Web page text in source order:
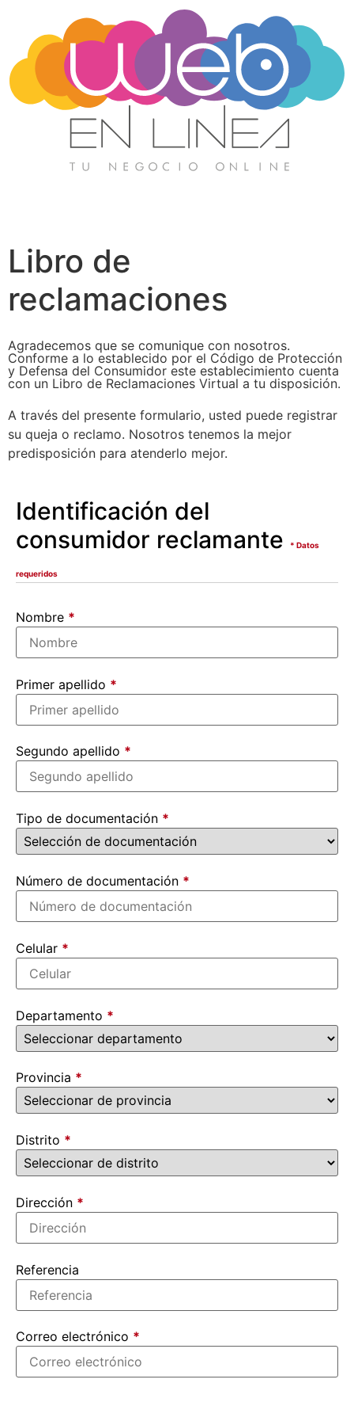
Libro de
reclamaciones
Agradecemos que se comunique con nosotros.
Conforme a lo establecido por el Código de Protección
y Defensa del Consumidor este establecimiento cuenta
con un Libro de Reclamaciones Virtual a tu disposición.
A través del presente formulario, usted puede registrar
su queja o reclamo. Nosotros tenemos la mejor
predisposición para atenderlo mejor.
Identificación del
consumidor reclamante
* Datos
requeridos
Nombre *
Primer apellido *
Segundo apellido *
Tipo de documentación *
Número de documentación *
Celular *
Departamento *
Provincia *
Distrito *
Dirección *
Referencia
Correo electrónico *